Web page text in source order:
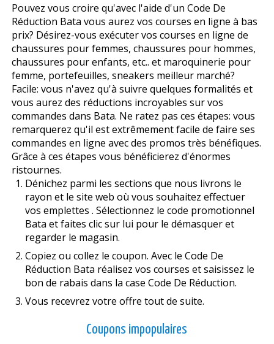
Pouvez vous croire qu'avec l'aide d'un Code De
Réduction Bata vous aurez vos courses en ligne à bas
prix? Désirez-vous exécuter vos courses en ligne de
chaussures pour femmes, chaussures pour hommes,
chaussures pour enfants, etc.. et maroquinerie pour
femme, portefeuilles, sneakers meilleur marché?
Facile: vous n'avez qu'à suivre quelques formalités et
vous aurez des réductions incroyables sur vos
commandes dans Bata. Ne ratez pas ces étapes: vous
remarquerez qu'il est extrêmement facile de faire ses
commandes en ligne avec des promos très bénéfiques.
Grâce à ces étapes vous bénéficierez d'énormes
ristournes.
Dénichez parmi les sections que nous livrons le
rayon et le site web où vous souhaitez effectuer
vos emplettes . Sélectionnez le code promotionnel
Bata et faites clic sur lui pour le démasquer et
regarder le magasin.
Copiez ou collez le coupon. Avec le Code De
Réduction Bata réalisez vos courses et saisissez le
bon de rabais dans la case Code De Réduction.
Vous recevrez votre offre tout de suite.
Coupons impopulaires